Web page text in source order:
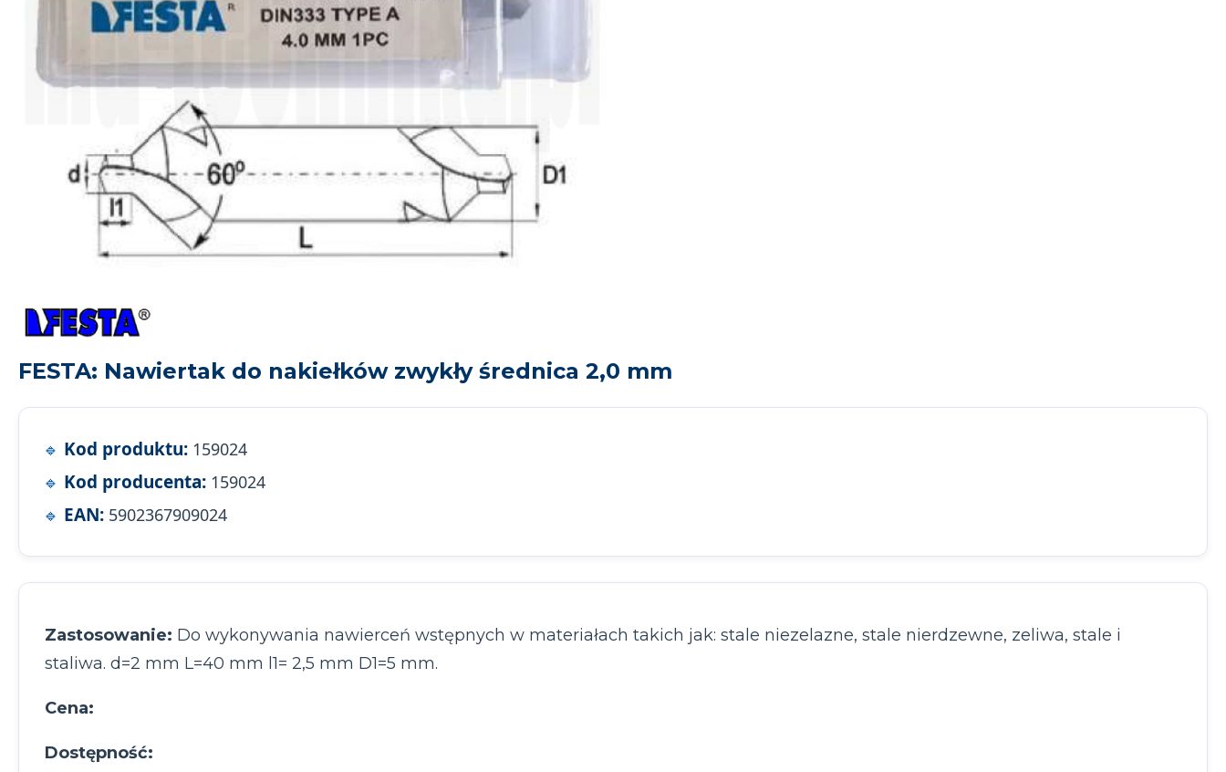
FESTA: Nawiertak do nakiełków zwykły średnica 2,0 mm
Kod produktu: 159024
Kod producenta: 159024
EAN: 5902367909024
Zastosowanie: Do wykonywania nawierceń wstępnych w materiałach takich jak: stale niezelazne, stale nierdzewne, zeliwa, stale i
staliwa. d=2 mm L=40 mm l1= 2,5 mm D1=5 mm.
Cena:
Dostępność: